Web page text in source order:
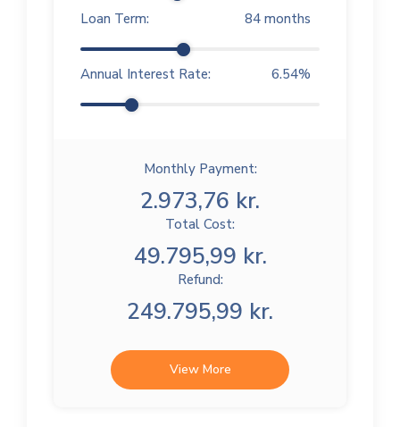
Loan Term: 84 months
Annual Interest Rate: 6.54%
Monthly Payment:
2.973,76 kr.
Total Cost:
49.795,99 kr.
Refund:
249.795,99 kr.
View More